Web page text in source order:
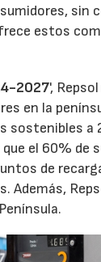
sin
estos
2027',
en la
a
el 60% de
de
23/07/2026